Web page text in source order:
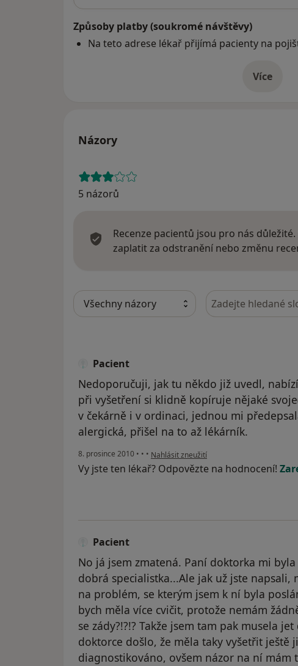
Způsoby platby (soukromé návštěvy)
Na teto adrese lékař přijímá pacienty na
Víceo adrese
Názory
5 názorů
Recenze pacientů jsou pro nás
zaplatit za odstranění nebo změnu
Hledejte v názorech
Pacient
Nedoporučuji, jak tu někdo již uvedl,
při vyšetření si klidně kopíruje nějaké
v čekárně i v ordinaci, jednou mi
alergická, přišel na to až lékárník.
8. prosince 2010 • • • podle názoru uživatele Pacient
Nahlásit zneužití
Vy jste ten lékař? Odpovězte na hodnocení!
Pacient
No já jsem zmatená. Paní doktorka mi
dobrá specialistka...Ale jak už jste
na problém, se kterým jsem k ní byla
bych měla více cvičit, protože nemám
se zády?!?!? Takže jsem tam pak musela
doktorce došlo, že měla taky vyšetřit ještě
diagnostikováno, ovšem názor na ní mám